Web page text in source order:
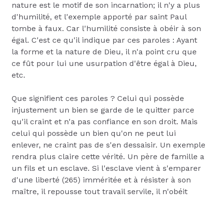
nature est le motif de son incarnation; il n'y a plus
d'humilité, et l'exemple apporté par saint Paul
tombe à faux. Car l'humilité consiste à obéir à son
égal. C'est ce qu'il indique par ces paroles : Ayant
la forme et la nature de Dieu, il n'a point cru que
ce fût pour lui une usurpation d'être égal à Dieu,
etc.
Que signifient ces paroles ? Celui qui possède
injustement un bien se garde de le quitter parce
qu'il craint et n'a pas confiance en son droit. Mais
celui qui possède un bien qu'on ne peut lui
enlever, ne craint pas de s'en dessaisir. Un exemple
rendra plus claire cette vérité. Un père de famille a
un fils et un esclave. Si l'esclave vient à s'emparer
d'une liberté (265) imméritée et à résister à son
maître, il repousse tout travail servile, il n'obéit